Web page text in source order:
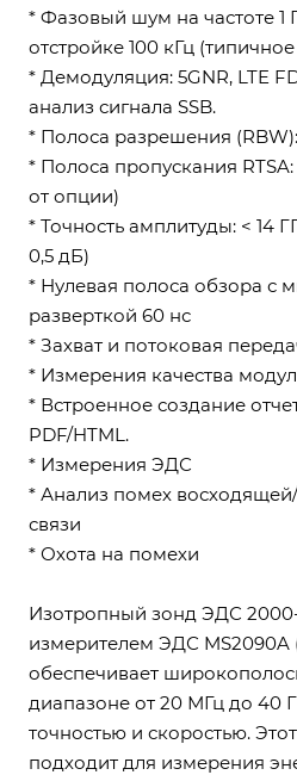
* Фазовый шум на частоте 1
отстройке 100 кГц
* Демодуляция: 5GNR, LTE
анализ сигнала SSB.
* Полоса разрешения (RBW):
* Полоса пропускания RTSA:
от опции)
* Точность амплитуды: < 14
0,5 дБ)
* Нулевая полоса обзора с
разверткой 60 нс
* Захват и потоковая
* Измерения качества
* Встроенное создание
PDF/HTML.
* Измерения ЭДС
* Анализ помех
связи
* Охота на помехи
Изотропный зонд ЭДС 2000-
измерителем ЭДС MS2090A
обеспечивает
диапазоне от 20 МГц до 40
точностью и скоростью.
подходит для измерения